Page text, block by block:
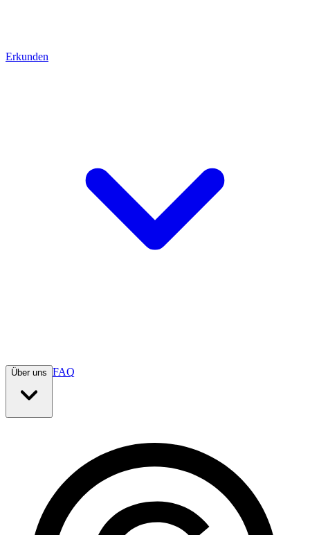
Erkunden
Über uns FAQ